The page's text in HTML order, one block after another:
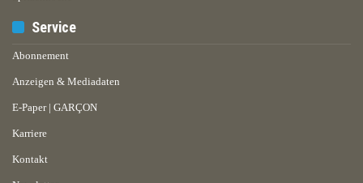
Service
Abonnement
Anzeigen & Mediadaten
E-Paper | GARÇON
Karriere
Kontakt